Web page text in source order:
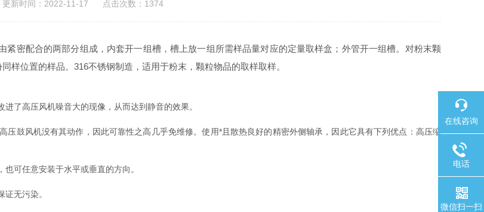
更新时间：2022-11-17 点击次数：1374
紧密配合的两部分组成，内套开一组槽，槽上放一组所需样品量对应的定量取样盒；外管开一组槽。对粉末颗
样位置的样品。316不锈钢制造，适用于粉末，颗粒物品的取样取样。
了高压风机噪音大的现像，从而达到静音的效果。
鼓风机没有其动作，因此可靠性之高几乎免维修。使用*且散热良好的精密外侧轴承，因此它具有下列优点：高压缩
可任意安装于水平或垂直的方向。
无污染。
在线咨询
电话
微信扫一扫